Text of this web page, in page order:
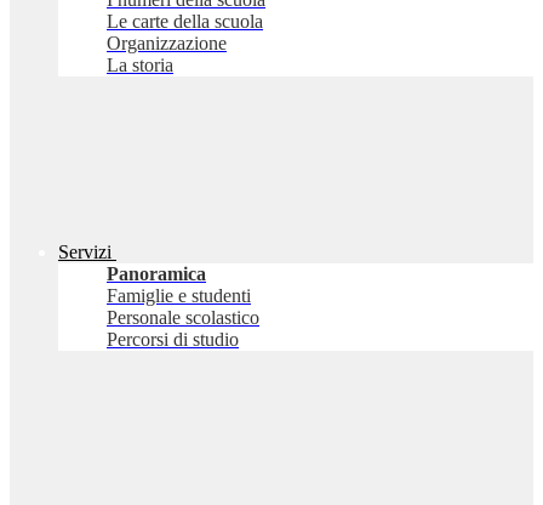
Le carte della scuola
Organizzazione
La storia
Servizi
Panoramica
Famiglie e studenti
Personale scolastico
Percorsi di studio